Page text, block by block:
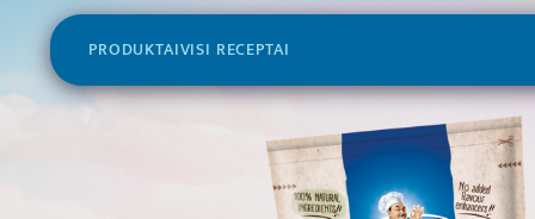
PRODUKTAIVISI RECEPTAI